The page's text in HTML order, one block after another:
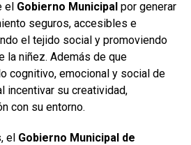
el Gobierno Municipal por generar
seguros, accesibles e
el tejido social y promoviendo
la niñez. Además de que
cognitivo, emocional y social de
incentivar su creatividad,
con su entorno.
el Gobierno Municipal de